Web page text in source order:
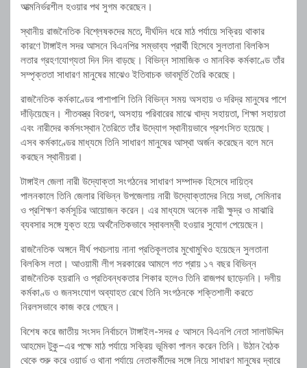
আত্মনির্ভরশীল হওয়ার পথ সুগম করেছেন।
স্থানীয় রাজনৈতিক বিশ্লেষকদের মতে, দীর্ঘদিন ধরে মাঠ পর্যায়ে সক্রিয় থাকার
কারণে টাঙ্গাইল সদর আসনে বিএনপির সম্ভাব্য প্রার্থী হিসেবে সুলতানা বিলকিস
লতার গ্রহণযোগ্যতা দিন দিন বাড়ছে। বিভিন্ন সামাজিক ও মানবিক কর্মকাণ্ডে তাঁর
সম্পৃক্ততা সাধারণ মানুষের মাঝেও ইতিবাচক ভাবমূর্তি তৈরি করেছে।
রাজনৈতিক কর্মকাণ্ডের পাশাপাশি তিনি বিভিন্ন সময় অসহায় ও দরিদ্র মানুষের পাশে
দাঁড়িয়েছেন। শীতবস্ত্র বিতরণ, অসহায় পরিবারের মাঝে খাদ্য সহায়তা, শিক্ষা সহায়তা
এবং নারীদের কর্মসংস্থান তৈরিতে তাঁর উদ্যোগ স্থানীয়ভাবে প্রশংসিত হয়েছে।
এসব কর্মকাণ্ডের মাধ্যমে তিনি সাধারণ মানুষের আস্থা অর্জন করেছেন বলে মনে
করছেন স্থানীয়রা।
টাঙ্গাইল জেলা নারী উদ্যোক্তা সংগঠনের সাধারণ সম্পাদক হিসেবে দায়িত্ব
পালনকালে তিনি জেলার বিভিন্ন উপজেলায় নারী উদ্যোক্তাদের নিয়ে সভা, সেমিনার
ও প্রশিক্ষণ কর্মসূচির আয়োজন করেন। এর মাধ্যমে অনেক নারী ক্ষুদ্র ও মাঝারি
ব্যবসার সঙ্গে যুক্ত হয়ে অর্থনৈতিকভাবে স্বাবলম্বী হওয়ার সুযোগ পেয়েছেন।
রাজনৈতিক অঙ্গনে দীর্ঘ পথচলায় নানা প্রতিকূলতার মুখোমুখিও হয়েছেন সুলতানা
বিলকিস লতা। আওয়ামী লীগ সরকারের আমলে গত প্রায় ১৭ বছর বিভিন্ন
রাজনৈতিক হয়রানি ও প্রতিবন্ধকতার শিকার হলেও তিনি রাজপথ ছাড়েননি। দলীয়
কর্মকাণ্ড ও জনসংযোগ অব্যাহত রেখে তিনি সংগঠনকে শক্তিশালী করতে
নিরলসভাবে কাজ করে গেছেন।
বিশেষ করে জাতীয় সংসদ নির্বাচনে টাঙ্গাইল-সদর ৫ আসনে বিএনপি নেতা সালাউদ্দিন
আহমেদ টুকু–এর পক্ষে মাঠ পর্যায়ে সক্রিয় ভূমিকা পালন করেন তিনি। উঠান বৈঠক
থেকে শুরু করে ওয়ার্ড ও থানা পর্যায়ে নেতাকর্মীদের সঙ্গে নিয়ে সাধারণ মানুষের দ্বারে